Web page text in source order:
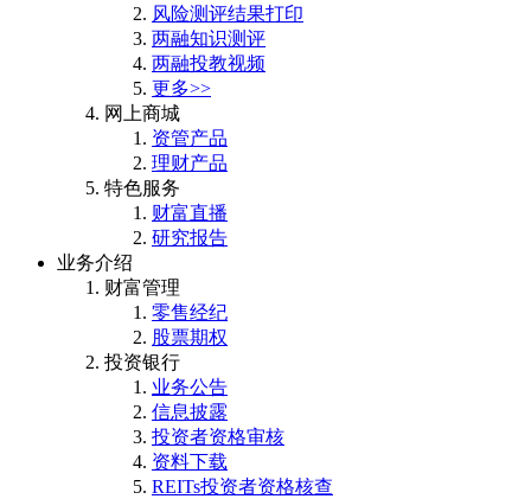
风险测评结果打印
两融知识测评
两融投教视频
更多>>
网上商城
资管产品
理财产品
特色服务
财富直播
研究报告
业务介绍
财富管理
零售经纪
股票期权
投资银行
业务公告
信息披露
投资者资格审核
资料下载
REITs投资者资格核查